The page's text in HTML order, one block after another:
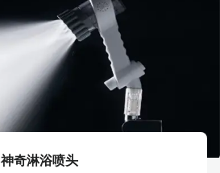
神奇淋浴喷头